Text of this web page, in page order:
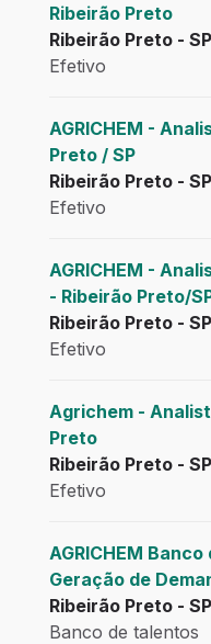
Ribeirão Preto
Ribeirão Preto - SP
Efetivo
AGRICHEM -
Preto / SP
Ribeirão Preto - SP
Efetivo
AGRICHEM -
- Ribeirão Preto/
Ribeirão Preto - SP
Efetivo
Agrichem -
Preto
Ribeirão Preto - SP
Efetivo
AGRICHEM
Geração de
Ribeirão Preto - SP
Banco de talentos